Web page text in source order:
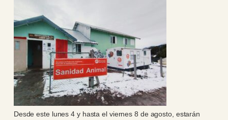
Desde este lunes 4 y hasta el viernes 8 de agosto, estarán